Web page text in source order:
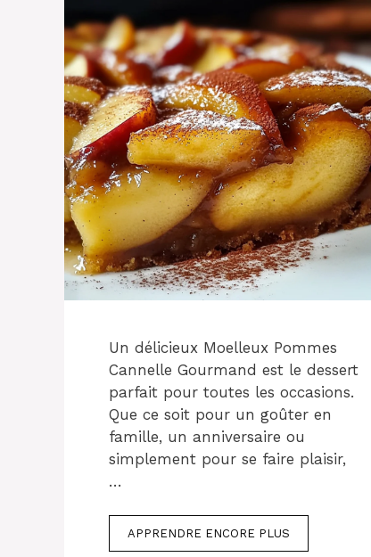
Un délicieux Moelleux Pommes
Cannelle Gourmand est le dessert
parfait pour toutes les occasions.
Que ce soit pour un goûter en
famille, un anniversaire ou
simplement pour se faire plaisir,
…
APPRENDRE ENCORE PLUS